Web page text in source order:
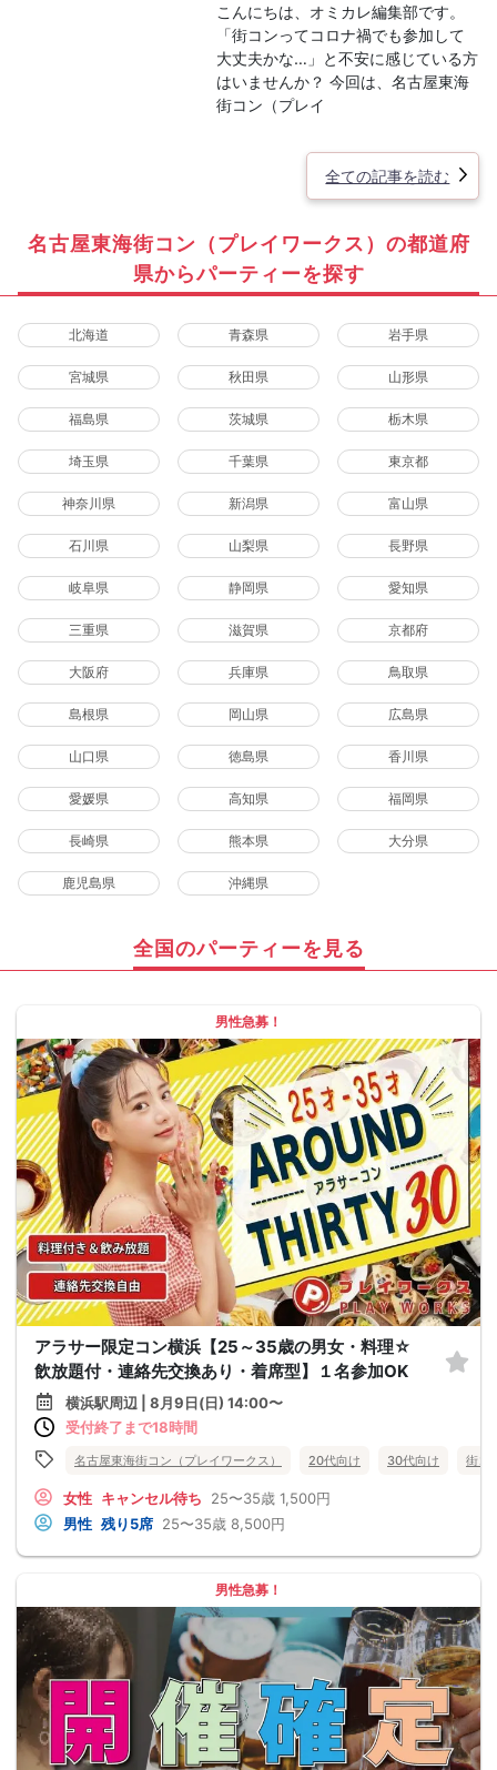
こんにちは、オミカレ編集部です。
「街コンってコロナ禍でも参加して
大丈夫かな…」と不安に感じている方
はいませんか？ 今回は、名古屋東海
街コン（プレイ
全ての記事を読む
名古屋東海街コン（プレイワークス）の都道府
県からパーティーを探す
北海道 青森県 岩手県
宮城県 秋田県 山形県
福島県 茨城県 栃木県
埼玉県 千葉県 東京都
神奈川県 新潟県 富山県
石川県 山梨県 長野県
岐阜県 静岡県 愛知県
三重県 滋賀県 京都府
大阪府 兵庫県 鳥取県
島根県 岡山県 広島県
山口県 徳島県 香川県
愛媛県 高知県 福岡県
長崎県 熊本県 大分県
鹿児島県 沖縄県
全国のパーティーを見る
男性急募！
アラサー限定コン横浜【25～35歳の男女・料理☆
飲放題付・連絡先交換あり・着席型】１名参加OK
横浜駅周辺 | 8月9日(日) 14:00〜
受付終了まで18時間
名古屋東海街コン（プレイワークス） 20代向け 30代向け 街コ
女性 キャンセル待ち 25〜35歳 1,500円
男性 残り5席 25〜35歳 8,500円
男性急募！